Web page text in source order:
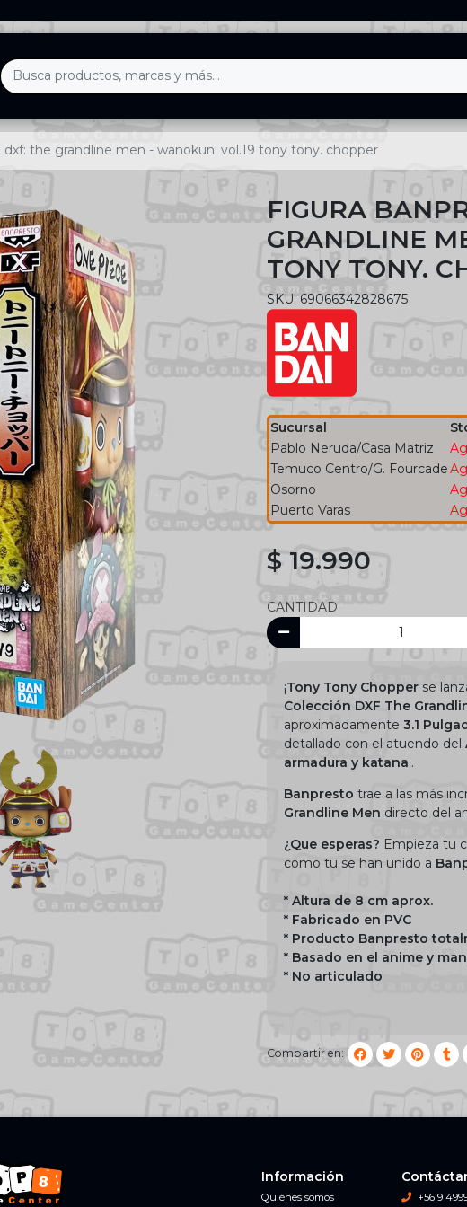
the grandline men - wanokuni vol.19 tony tony. chopper
FIGURA
GRANDLINE
TONY TONY.
SKU: 69066342828675
Sucursal
Pablo Neruda/Casa Matriz
Temuco Centro/G. Fourcade
Osorno
Puerto Varas
$ 19.990
CANTIDAD
¡Tony Tony Chopper se
Colección DXF The
aproximadamente 3.1
detallado con el atuendo del
armadura y katana..
Banpresto trae a las más
Grandline Men directo del
¿Que esperas? Empieza tu
como tu se han unido a
* Altura de 8 cm aprox.
* Fabricado en PVC
* Producto Banpresto
* Basado en el anime y
* No articulado
Compartir en:
Información
Quiénes somos +56 9